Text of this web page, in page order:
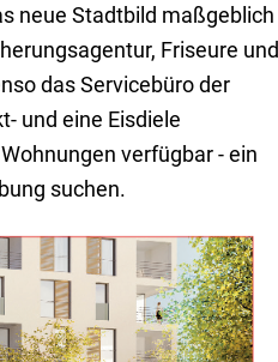
neue Stadtbild maßgeblich
Friseure und
das Servicebüro der
und eine Eisdiele
verfügbar - ein
suchen.